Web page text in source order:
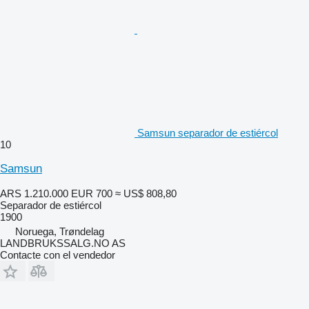
Samsun separador de estiércol
10
Samsun
ARS 1.210.000 EUR 700 ≈ US$ 808,80
Separador de estiércol
1900
Noruega, Trøndelag
LANDBRUKSSALG.NO AS
Contacte con el vendedor